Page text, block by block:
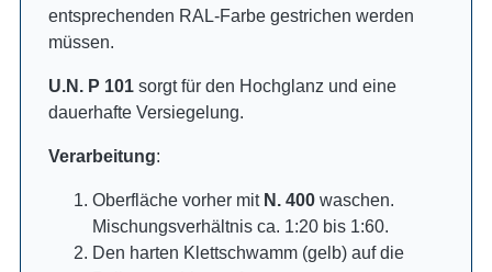
entsprechenden RAL-Farbe gestrichen werden
müssen.
U.N. P 101 sorgt für den Hochglanz und eine
dauerhafte Versiegelung.
Verarbeitung:
Oberfläche vorher mit N. 400 waschen.
Mischungsverhältnis ca. 1:20 bis 1:60.
Den harten Klettschwamm (gelb) auf die